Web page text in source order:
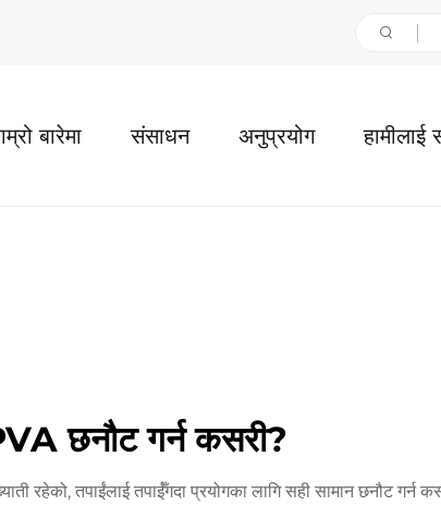
बारेमा संसाधन अनुप्रयोग हामीलाई
छनौट गर्न कसरी?
रहेको, तपाईंलाई तपाईंँगदा प्रयोगका लागि सही सामान छनौट गर्न